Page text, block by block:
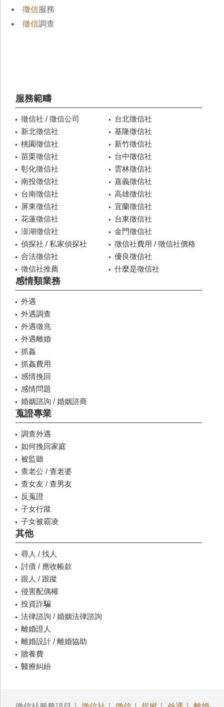
徵信服務
徵信調查
服務範疇
徵信社 / 徵信公司
台北徵信社
新北徵信社
基隆徵信社
桃園徵信社
新竹徵信社
苗栗徵信社
台中徵信社
彰化徵信社
雲林徵信社
南投徵信社
嘉義徵信社
台南徵信社
高雄徵信社
屏東徵信社
宜蘭徵信社
花蓮徵信社
台東徵信社
澎湖徵信社
金門徵信社
偵探社 / 私家偵探社
徵信社費用 / 徵信社價格
合法徵信社
優良徵信社
徵信社推薦
什麼是徵信社
感情類業務
外遇
外遇調查
外遇徵兆
外遇離婚
抓姦
抓姦費用
感情挽回
感情問題
婚姻諮詢 / 婚姻諮商
蒐證專業
調查外遇
如何挽回家庭
被監聽
查老公 / 查老婆
查女友 / 查男友
反蒐證
子女行蹤
子女被霸凌
其他
尋人 / 找人
討債 / 應收帳款
跟人 / 跟蹤
侵害配偶權
投資詐騙
法律諮詢 / 婚姻法律諮詢
離婚證人
離婚設計 / 離婚協助
贍養費
醫療糾紛